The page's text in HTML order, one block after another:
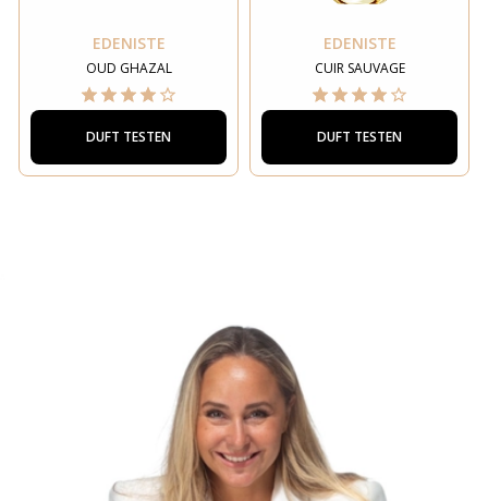
EDENISTE
OUD GHAZAL
DUFT TESTEN
EDENISTE
CUIR SAUVAGE
DUFT TESTEN